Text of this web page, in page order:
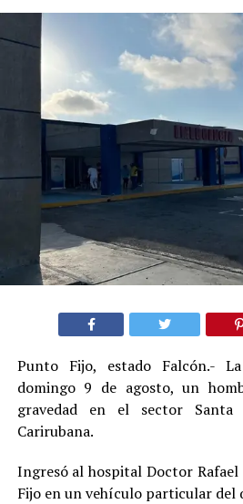
Punto Fijo, estado Falcón.-
domingo 9 de agosto, un
gravedad en el sector Santa
Carirubana.
Ingresó al hospital Doctor Rafael
Fijo en un vehículo particular del